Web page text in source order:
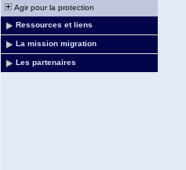
Agir pour la protection
Ressources et liens
La mission migration
Les partenaires